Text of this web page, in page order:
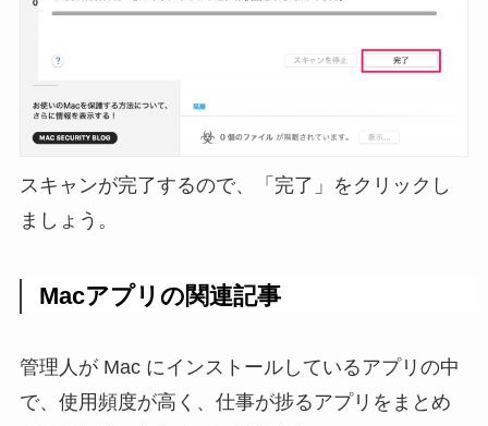
スキャンが完了するので、「完了」をクリックし
ましょう。
Macアプリの関連記事
管理人が Mac にインストールしているアプリの中
で、使用頻度が高く、仕事が捗るアプリをまとめ